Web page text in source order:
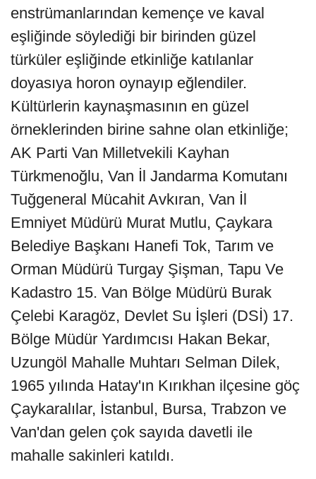
enstrümanlarından kemençe ve kaval
eşliğinde söylediği bir birinden güzel
türküler eşliğinde etkinliğe katılanlar
doyasıya horon oynayıp eğlendiler.
Kültürlerin kaynaşmasının en güzel
örneklerinden birine sahne olan etkinliğe;
AK Parti Van Milletvekili Kayhan
Türkmenoğlu, Van İl Jandarma Komutanı
Tuğgeneral Mücahit Avkıran, Van İl
Emniyet Müdürü Murat Mutlu, Çaykara
Belediye Başkanı Hanefi Tok, Tarım ve
Orman Müdürü Turgay Şişman, Tapu Ve
Kadastro 15. Van Bölge Müdürü Burak
Çelebi Karagöz, Devlet Su İşleri (DSİ) 17.
Bölge Müdür Yardımcısı Hakan Bekar,
Uzungöl Mahalle Muhtarı Selman Dilek,
1965 yılında Hatay'ın Kırıkhan ilçesine göç
Çaykaralılar, İstanbul, Bursa, Trabzon ve
Van'dan gelen çok sayıda davetli ile
mahalle sakinleri katıldı.